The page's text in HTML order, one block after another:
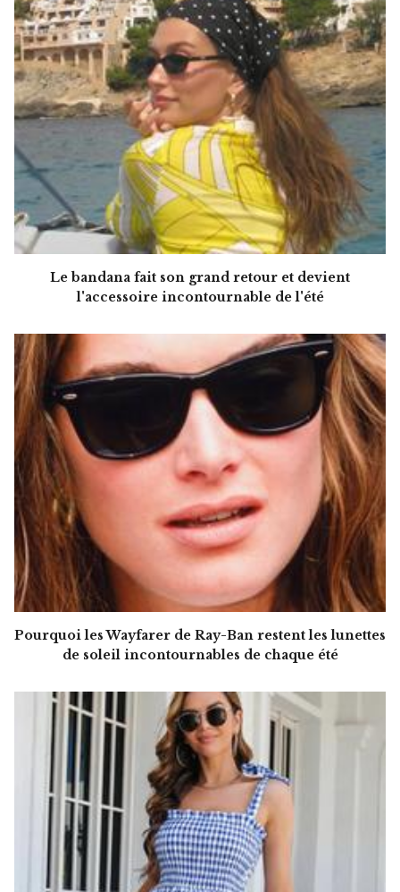
Le bandana fait son grand retour et devient
l'accessoire incontournable de l'été
Pourquoi les Wayfarer de Ray-Ban restent les lunettes
de soleil incontournables de chaque été